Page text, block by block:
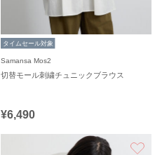
タイムセール対象
Samansa Mos2
切替モール刺繍チュニックブラウス
¥6,490